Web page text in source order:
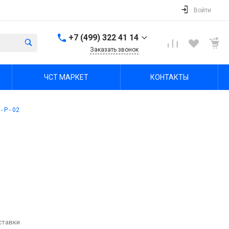
Войти
+7 (499) 322 41 14
г. Тула, Октябрьская ул,
Заказать звонок
ЧСТ МАРКЕТ КОНТАКТЫ
P - 02